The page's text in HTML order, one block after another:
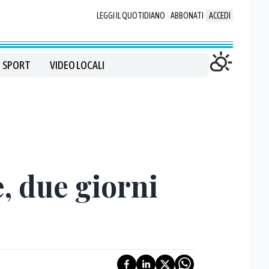
LEGGI IL QUOTIDIANO ABBONATI ACCEDI
SPORT VIDEO LOCALI
due giorni